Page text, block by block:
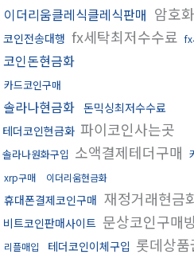
이더리움클레식클레식판매 암호
코인전송대행 fx세탁최저수수료 fx
코인돈현금화
카드코인구매
솔라나현금화 돈믹싱최저수수료
테더코인현금화 파이코인사는곳
솔라나원화구입 소액결제테더구매
xrp구매 이더리움현금화
휴대폰결제코인구매 재정거래현금
비트코인판매사이트 문상코인구매
리플매입 테더코인이체구입 롯데상